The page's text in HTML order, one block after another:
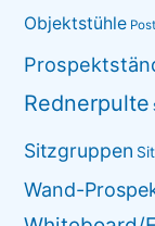
Objektstühle
Rednerpulte
Sitzgruppen
Wand-